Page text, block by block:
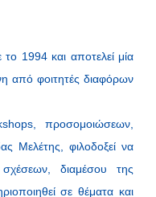
1994 και αποτελεί μία
από φοιτητές διαφόρων
προσομοιώσεων,
Μελέτης, φιλοδοξεί να
διαμέσου της
σε θέματα και